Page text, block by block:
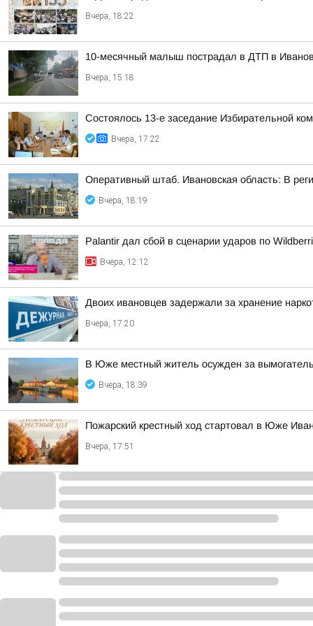
Вчера, 18:22
10-месячный малыш пострадал в ДТП в
Вчера, 15:18
Состоялось 13-е заседание Избирательной
Вчера, 17:22
Оперативный штаб. Ивановская область: В
Вчера, 18:19
Palantir дал сбой в сценарии ударов по
Вчера, 12:12
Двоих ивановцев задержали за хранение
Вчера, 17:20
В Юже местный житель осужден за
Вчера, 18:39
Пожарский крестный ход стартовал в Юже
Вчера, 17:51